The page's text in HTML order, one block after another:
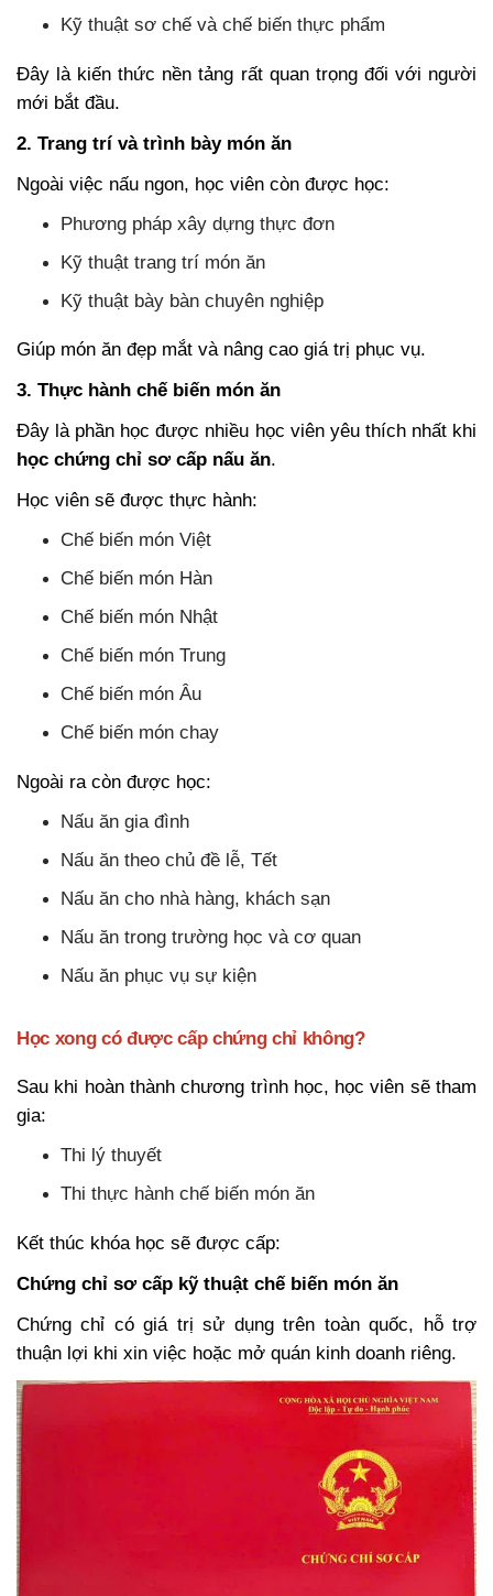
Kỹ thuật sơ chế và chế biến thực phẩm
Đây là kiến thức nền tảng rất quan trọng đối với người
mới bắt đầu.
2. Trang trí và trình bày món ăn
Ngoài việc nấu ngon, học viên còn được học:
Phương pháp xây dựng thực đơn
Kỹ thuật trang trí món ăn
Kỹ thuật bày bàn chuyên nghiệp
Giúp món ăn đẹp mắt và nâng cao giá trị phục vụ.
3. Thực hành chế biến món ăn
Đây là phần học được nhiều học viên yêu thích nhất khi
học chứng chỉ sơ cấp nấu ăn.
Học viên sẽ được thực hành:
Chế biến món Việt
Chế biến món Hàn
Chế biến món Nhật
Chế biến món Trung
Chế biến món Âu
Chế biến món chay
Ngoài ra còn được học:
Nấu ăn gia đình
Nấu ăn theo chủ đề lễ, Tết
Nấu ăn cho nhà hàng, khách sạn
Nấu ăn trong trường học và cơ quan
Nấu ăn phục vụ sự kiện
Học xong có được cấp chứng chỉ không?
Sau khi hoàn thành chương trình học, học viên sẽ tham
gia:
Thi lý thuyết
Thi thực hành chế biến món ăn
Kết thúc khóa học sẽ được cấp:
Chứng chỉ sơ cấp kỹ thuật chế biến món ăn
Chứng chỉ có giá trị sử dụng trên toàn quốc, hỗ trợ
thuận lợi khi xin việc hoặc mở quán kinh doanh riêng.